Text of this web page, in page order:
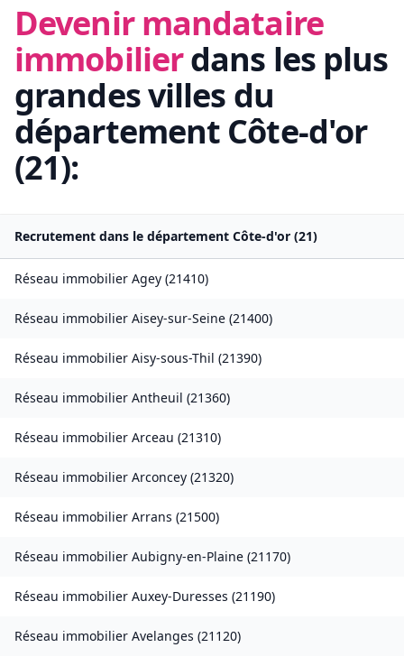
Devenir mandataire
immobilierdans les plus
grandes villes du
département Côte-d'or
(21):
Recrutement dans le département Côte-d'or (21)
Réseau immobilier Agey (21410)
Réseau immobilier Aisey-sur-Seine (21400)
Réseau immobilier Aisy-sous-Thil (21390)
Réseau immobilier Antheuil (21360)
Réseau immobilier Arceau (21310)
Réseau immobilier Arconcey (21320)
Réseau immobilier Arrans (21500)
Réseau immobilier Aubigny-en-Plaine (21170)
Réseau immobilier Auxey-Duresses (21190)
Réseau immobilier Avelanges (21120)